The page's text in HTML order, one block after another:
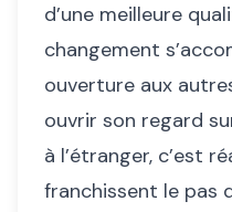
d’une meilleure
changement
ouverture aux
ouvrir son regard
à l’étranger, c’est
franchissent le pas